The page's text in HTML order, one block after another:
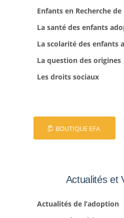
Enfants en Recherche
La santé des enfants
La scolarité des enfants
La question des origines
Les droits sociaux
BOUTIQUE EFA
Actualités et
Actualités de l’adoption